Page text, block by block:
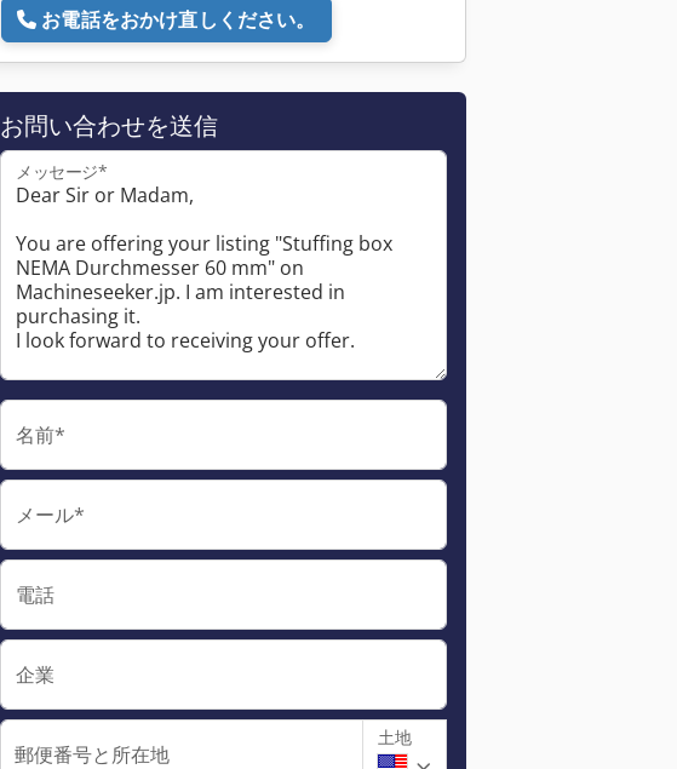
お電話をおかけ直しください。
お問い合わせを送信
メッセージ*
名前*
メール*
電話
企業
郵便番号と所在地
土地